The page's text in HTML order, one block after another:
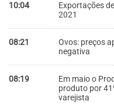
10:04
Exportações
2021
08:21
Ovos: preços
negativa
08:19
Em maio o
produto por
varejista